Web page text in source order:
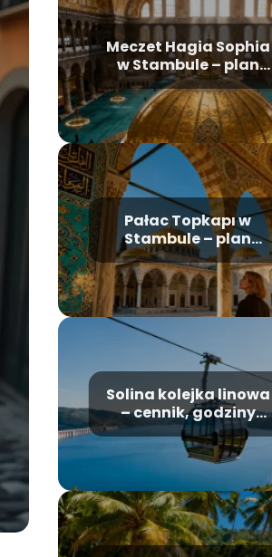
Meczet Hagia Sophia
w Stambule – plan
zwiedzania, historia,
bilety
Pałac Topkapı w
Stambule – plan
zwiedzania i
najważniejsze
atrakcje
Solina kolejka linowa
– cennik, godziny
otwarcia, informacje